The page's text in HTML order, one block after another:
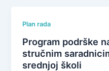
Plan rada
Program podrške
stručnim
srednjoj školi